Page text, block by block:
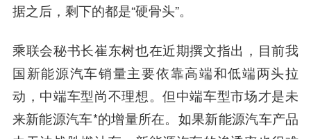
据之后，剩下的都是“硬骨头”。
乘联会秘书长崔东树也在近期撰文指出，目前我
国新能源汽车销量主要依靠高端和低端两头拉
动，中端车型尚不理想。但中端车型市场才是未
来新能源汽车*的增量所在。如果新能源汽车产品